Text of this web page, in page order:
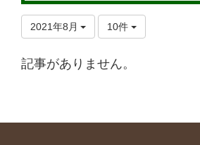
2021年8月 10件
記事がありません。